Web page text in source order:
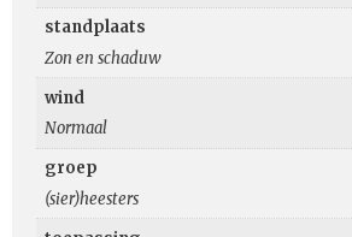
standplaats
Zon en schaduw
wind
Normaal
groep
(sier)heesters